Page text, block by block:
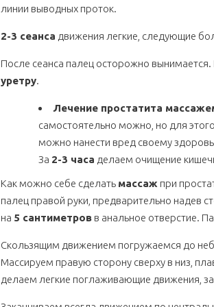
линии выводных проток.
2-3 сеанса движения легкие, следующие
После сеанса палец осторожно
уретру.
Лечение простатита
самостоятельно можно, но для
можно нанести вред своему
За 2-3 часа делаем очищение
Как можно себе сделать массаж при
палец правой руки, предварительно надев
на 5 сантиметров в анальное отверстие.
Скользящим движением погружаемся до
Массируем правую сторону сверху в низ,
делаем легкие поглаживающие движения,